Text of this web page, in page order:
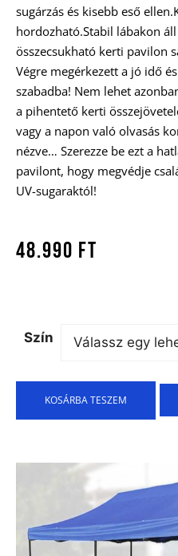
sugárzás és kisebb eső
hordozható.Stabil lábakon
összecsukható kerti pavilon
Végre megérkezett a jó idő
szabadba! Nem lehet
a pihentető kerti
vagy a napon való olvasás
nézve… Szerezze be ezt a
pavilont, hogy megvédje
UV-sugaraktól!
48.990 Ft
Szín
KOSÁRBA TESZEM